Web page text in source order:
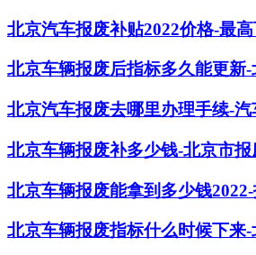
北京汽车报废补贴2022价格-最
北京车辆报废后指标多久能更新
北京汽车报废去哪里办理手续-
北京车辆报废补多少钱-北京市
北京车辆报废能拿到多少钱
北京车辆报废指标什么时候下来